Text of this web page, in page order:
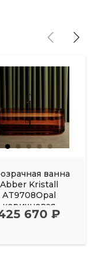
ванна
Abber Kristall
AT9708Opal
коричневая
670 ₽